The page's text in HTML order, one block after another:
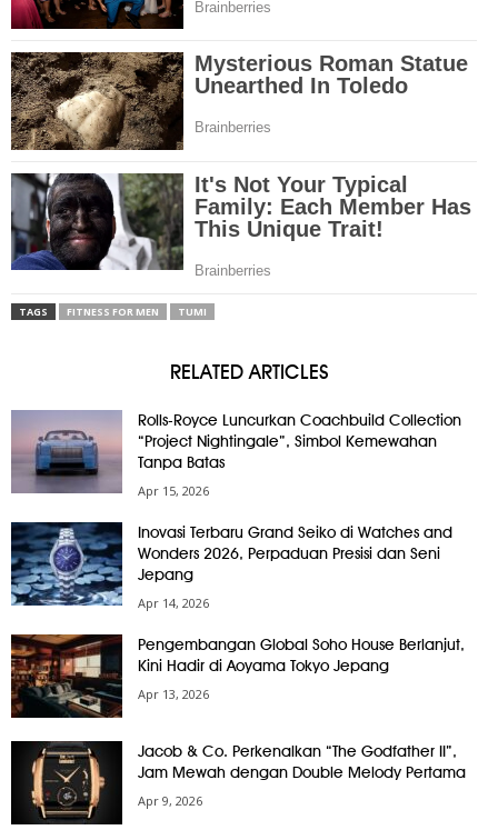
TAGS FITNESS FOR MEN TUMI
RELATED ARTICLES
Rolls-Royce Luncurkan Coachbuild Collection
“Project Nightingale”, Simbol Kemewahan
Tanpa Batas
Apr 15, 2026
Inovasi Terbaru Grand Seiko di Watches and
Wonders 2026, Perpaduan Presisi dan Seni
Jepang
Apr 14, 2026
Pengembangan Global Soho House Berlanjut,
Kini Hadir di Aoyama Tokyo Jepang
Apr 13, 2026
Jacob & Co. Perkenalkan “The Godfather II”,
Jam Mewah dengan Double Melody Pertama
Apr 9, 2026